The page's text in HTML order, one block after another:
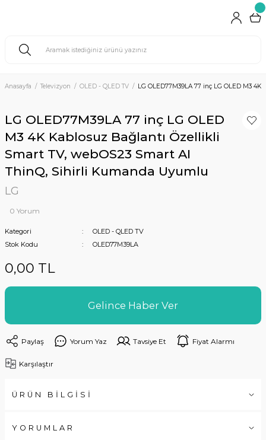
Anasayfa Televizyon OLED - QLED TV LG OLED77M39LA 77 inç LG OLED M3
LG OLED77M39LA 77 inç LG OLED
M3 4K Kablosuz Bağlantı Özellikli
Smart TV, webOS23 Smart AI
ThinQ, Sihirli Kumanda Uyumlu
LG
0 Yorum
Kategori
OLED - QLED TV
Stok Kodu
OLED77M39LA
0,00 TL
Gelince Haber Ver
Paylaş Yorum Yaz Tavsiye Et Fiyat Alarmı
Karşılaştır
ÜRÜN BİLGİSİ
YORUMLAR